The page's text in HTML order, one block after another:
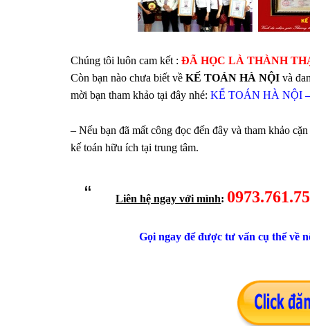
Chúng tôi luôn cam kết : ĐÃ HỌC LÀ THÀNH
Còn bạn nào chưa biết về KẾ TOÁN HÀ NỘI và
mời bạn tham khảo tại đây nhé: KẾ TOÁN HÀ NỘI
– Nếu bạn đã mất công đọc đến đây và tham khảo
kế toán hữu ích tại trung tâm.
Liên hệ ngay với mình:
Gọi ngay để được tư vấn cụ thể về